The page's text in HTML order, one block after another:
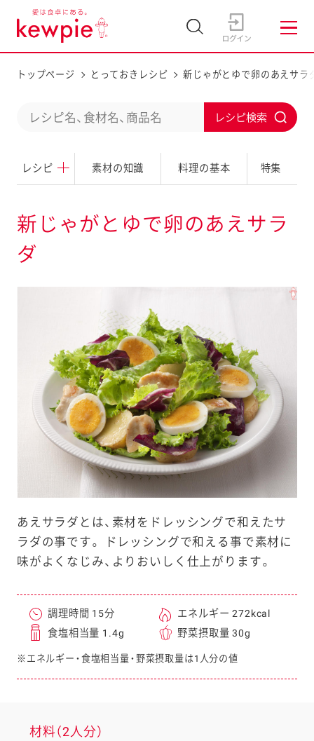
トップページ とっておきレシピ 新じゃがとゆで卵のあえサラ
レシピ 素材の知識 料理の基本 特集
d
c
t
b
t
新じゃがとゆで卵のあえサラ
ダ
あえサラダとは、素材をドレッシングで和えたサ
ラダの事です。 ドレッシングで和える事で素材に
味がよくなじみ、よりおいしく仕上がります。
調理時間 15分
エネルギー 272kcal
食塩相当量 1.4g
野菜摂取量 30g
※エネルギー・食塩相当量・野菜摂取量は1人分の値
材料（2人分）